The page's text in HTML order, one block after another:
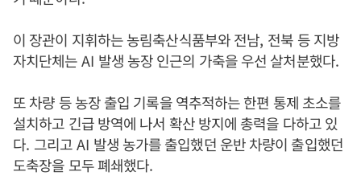
이 장관이 지휘하는 농림축산식품부와 전남, 전북 등 지방
자치단체는AI 발생 농장 인근의 가축을 우선 살처분했다.
또 차량 등 농장 출입 기록을 역추적하는 한편 통제 초소를
설치하고 긴급 방역에 나서 확산 방지에 총력을 다하고 있
다. 그리고AI 발생 농가를 출입했던 운반 차량이 출입했던
도축장을 모두 폐쇄했다.